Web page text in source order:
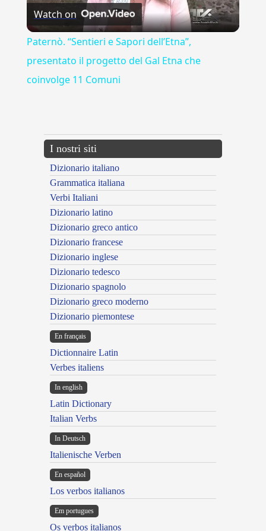
Video
Watch on
Paternò. “Sentieri e Sapori dell’Etna”,
presentato il progetto del Gal Etna che
coinvolge 11 Comuni
I nostri siti
Dizionario italiano
Grammatica italiana
Verbi Italiani
Dizionario latino
Dizionario greco antico
Dizionario francese
Dizionario inglese
Dizionario tedesco
Dizionario spagnolo
Dizionario greco moderno
Dizionario piemontese
En français
Dictionnaire Latin
Verbes italiens
In english
Latin Dictionary
Italian Verbs
In Deutsch
Italienische Verben
En español
Los verbos italianos
Em portugues
Os verbos italianos